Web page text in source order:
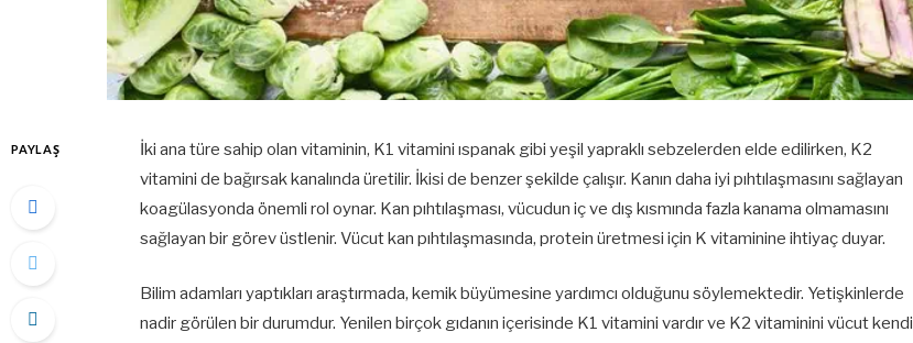
PAYLAŞ
İki ana türe sahip olan vitaminin, K1 vitamini ıspanak gibi yeşil yapraklı sebzelerden elde edilirken, K2
vitamini de bağırsak kanalında üretilir. İkisi de benzer şekilde çalışır. Kanın daha iyi pıhtılaşmasını sağlayan
koagülasyonda önemli rol oynar. Kan pıhtılaşması, vücudun iç ve dış kısmında fazla kanama olmamasını
sağlayan bir görev üstlenir. Vücut kan pıhtılaşmasında, protein üretmesi için K vitaminine ihtiyaç duyar.
Bilim adamları yaptıkları araştırmada, kemik büyümesine yardımcı olduğunu söylemektedir. Yetişkinlerde
nadir görülen bir durumdur. Yenilen birçok gıdanın içerisinde K1 vitamini vardır ve K2 vitaminini vücut kendi